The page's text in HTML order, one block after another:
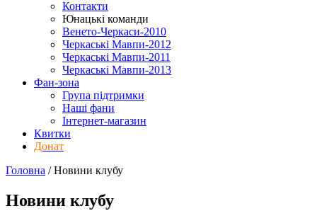
Контакти
Юнацькі команди
Венето-Черкаси-2010
Черкаські Мавпи-2012
Черкаські Мавпи-2011
Черкаські Мавпи-2013
Фан-зона
Група підтримки
Наші фани
Інтернет-магазин
Квитки
Донат
Головна /Новини клубу
Новини клубу